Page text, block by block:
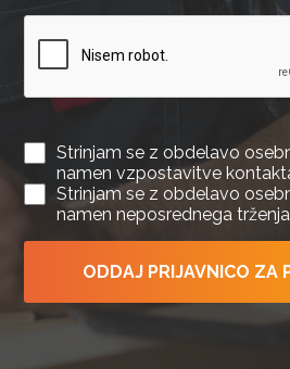
Strinjam se z obdelavo
namen vzpostavitve
Strinjam se z obdelavo
namen neposrednega trženja
ODDAJ PRIJAVNICO ZA